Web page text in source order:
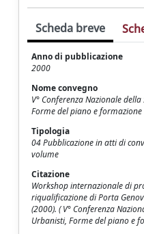
Scheda breve
Anno di pubblicazione
2000
Nome convegno
V° Conferenza Nazionale
Forme del piano e
Tipologia
04 Pubblicazione in atti di
volume
Citazione
Workshop internazionale di
riqualificazione di Porta
(2000). ( V° Conferenza
Urbanisti, Forme del piano e